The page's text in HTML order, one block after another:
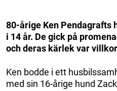
80-årige Ken Pendagrafts
i 14 år. De gick på
och deras kärlek var
Ken bodde i ett
med sin 16-årige hund